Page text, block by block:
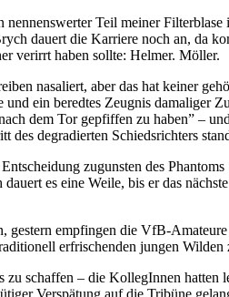
nennenswerter Teil meiner
dauert die Karriere noch an, da
verirrt haben sollte: Helmer. Möller.
nasaliert, aber das hat keiner
und ein beredtes Zeugnis
dem Tor gepfiffen zu haben” –
des degradierten Schiedsrichters
zugunsten des
es eine Weile, bis er das
gestern empfingen die VfB-
erfrischenden jungen Wilden
schaffen – die KollegInnen hatten
Verspätung auf die Tribüne